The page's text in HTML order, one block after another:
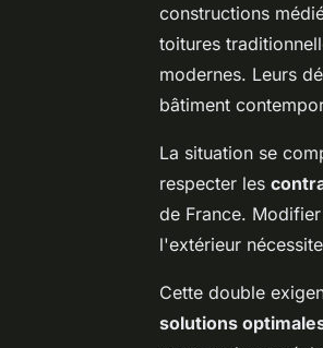
constructions
toitures
modernes. Leurs
bâtiment
La situation se
respecter les
de France.
l'extérieur
Cette double
solutions